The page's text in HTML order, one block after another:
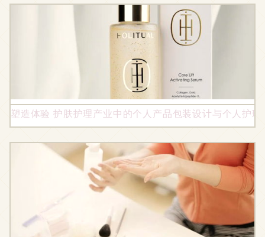
塑造体验 护肤护理产业中的个人产品包装设计与个人护